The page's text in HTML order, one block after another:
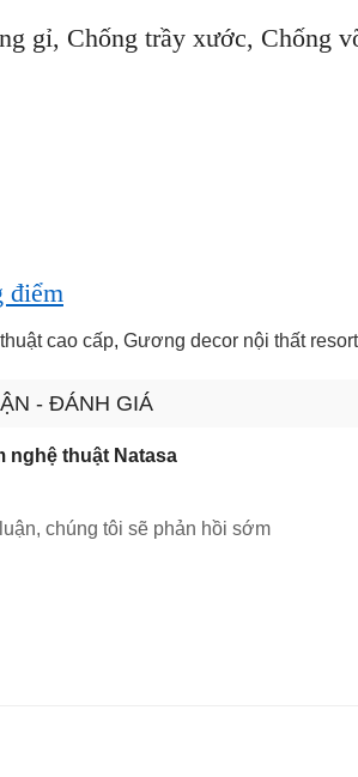
trầy xước, Chống
điểm
cao cấp, Gương decor nội thất resort
- ĐÁNH GIÁ
nghệ thuật Natasa
chúng tôi sẽ phản hồi sớm